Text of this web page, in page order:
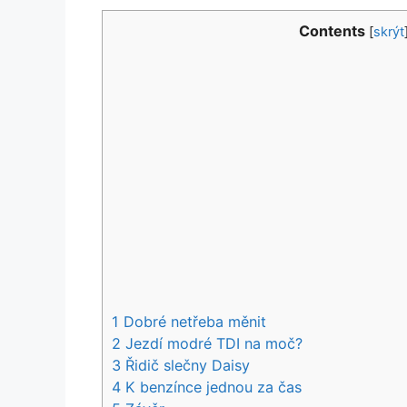
Contents [skrýt
1 Dobré netřeba měnit
2 Jezdí modré TDI na moč?
3 Řidič slečny Daisy
4 K benzínce jednou za čas